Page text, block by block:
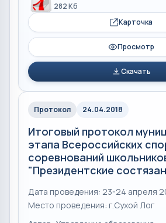
282 Кб
Карточка
Просмотр
Скачать
Протокол 24.04.2018
Итоговый протокол
этапа Всероссийских
соревнований
"Президентские
Дата проведения: 23-24 апреля
Место проведения: г.Сухой Лог